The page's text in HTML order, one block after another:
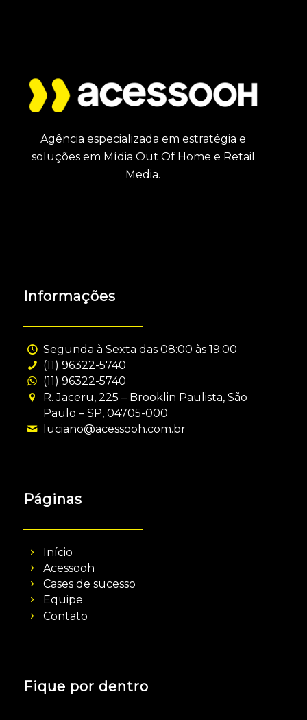
Agência especializada em estratégia e
soluções em Mídia Out Of Home e Retail
Media.
Informações
Segunda à Sexta das 08:00 às 19:00
(11) 96322-5740
(11) 96322-5740
R. Jaceru, 225 – Brooklin Paulista, São
Paulo – SP, 04705-000
luciano@acessooh.com.br
Páginas
Início
Acessooh
Cases de sucesso
Equipe
Contato
Fique por dentro